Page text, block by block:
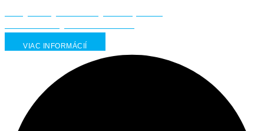
VIAC INFORMÁCIÍ